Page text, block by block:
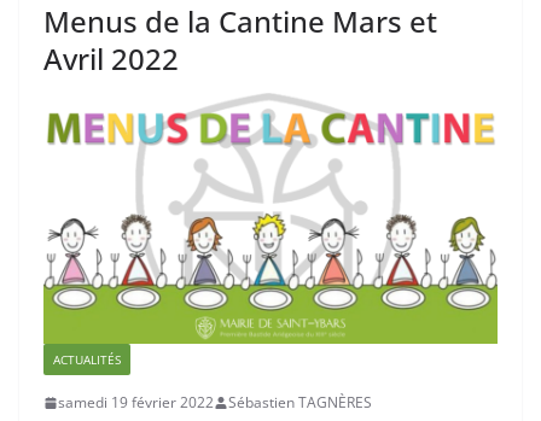
Menus de la Cantine Mars et
Avril 2022
ACTUALITÉS
samedi 19 février 2022 Sébastien TAGNÈRES